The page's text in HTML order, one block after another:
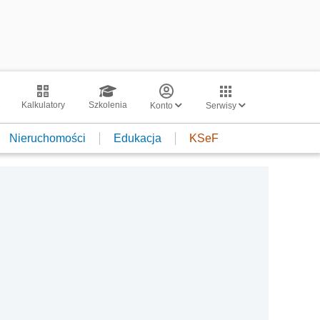
Kalkulatory Szkolenia Konto Serwisy
Nieruchomości Edukacja KSeF